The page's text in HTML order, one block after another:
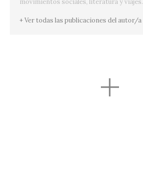
+ Ver todas las publicaciones del autor/a